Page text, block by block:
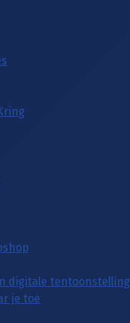
digitale tentoonstelling
je toe